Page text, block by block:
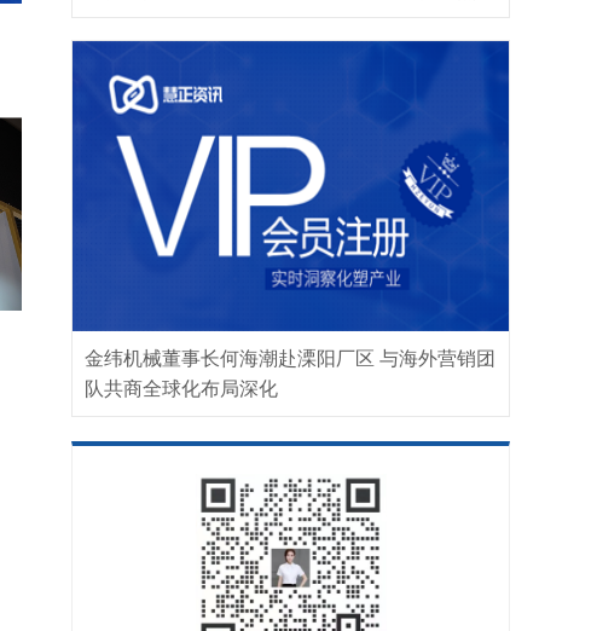
金纬机械董事长何海潮赴溧阳厂区 与海外营销团
队共商全球化布局深化